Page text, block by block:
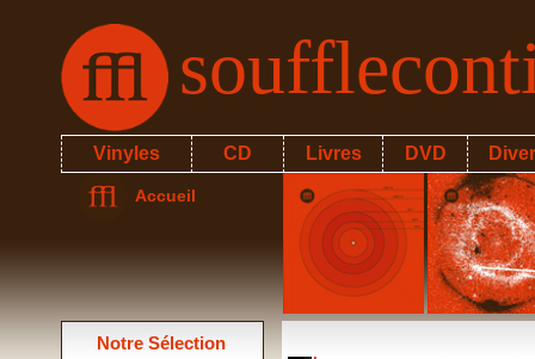
Vinyles CD Livres DVD
Accueil
Notre Sélection